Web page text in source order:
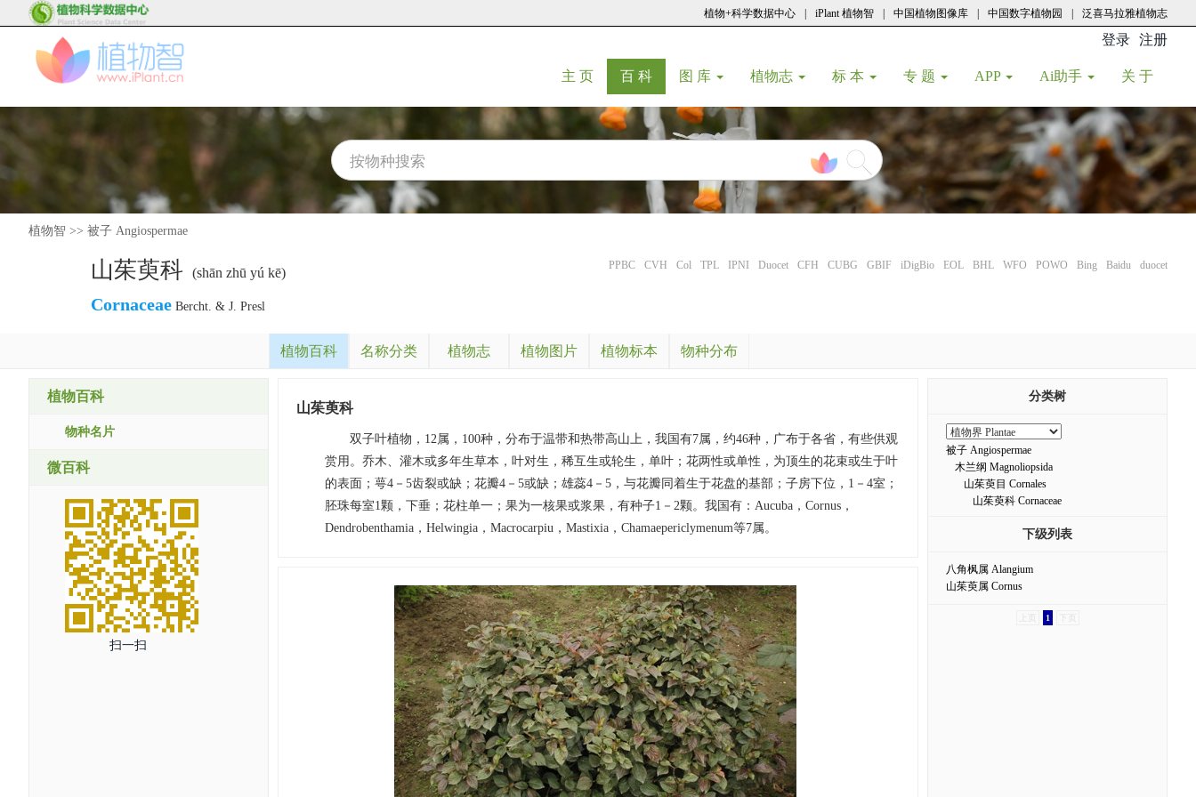
植物+科学数据中心 iPlant 植物智 中国植物图像库 中国数字植物园 泛喜马拉雅植物志
登录 注册
主 页(current)
百 科(current)
图 库 植物志 标 本 专 题 APP Ai助手 关 于
植物智 >> 被子 Angiospermae
山茱萸科 (shān zhū yú kē) PPBC CVH Col TPL IPNI Duocet CFH CUBG GBIF iDigBio EOL BHL WFO POWO Bing Baidu duocet
Cornaceae Bercht. & J. Presl
植物百科 名称分类 植物志 植物图片 植物标本 物种分布
植物百科
物种名片
微百科
扫一扫
山茱萸科
双子叶植物，12属，100种，分布于温带和热带高山上，我国有7属，约46种，广布于各省，有些供观
赏用。乔木、灌木或多年生草本，叶对生，稀互生或轮生，单叶；花两性或单性，为顶生的花束或生于叶
的表面；萼4－5齿裂或缺；花瓣4－5或缺；雄蕊4－5，与花瓣同着生于花盘的基部；子房下位，1－4室；
胚珠每室1颗，下垂；花柱单一；果为一核果或浆果，有种子1－2颗。我国有：Aucuba，Cornus，
Dendrobenthamia，Helwingia，Macrocarpiu，Mastixia，Chamaepericlymenum等7属。
分类树
被子 Angiospermae
木兰纲 Magnoliopsida
山茱萸目 Cornales
山茱萸科 Cornaceae
下级列表
八角枫属 Alangium
山茱萸属 Cornus
1 下页